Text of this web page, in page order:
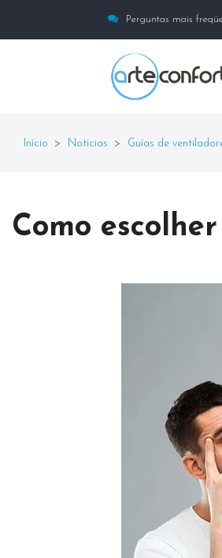
Perguntas mais
Início > Notícias > Guías de
Como